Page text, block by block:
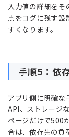
入力値の詳細をそ
点をログに残す設
すくなります。
手順5：依
アプリ側に明確な
API、ストレージ
ページだけで500
合は、依存先の負